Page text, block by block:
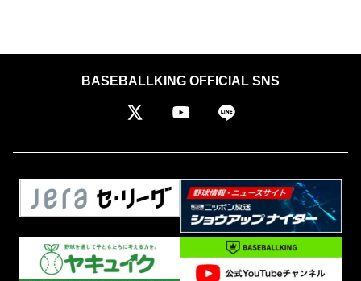
BASEBALLKING OFFICIAL SNS